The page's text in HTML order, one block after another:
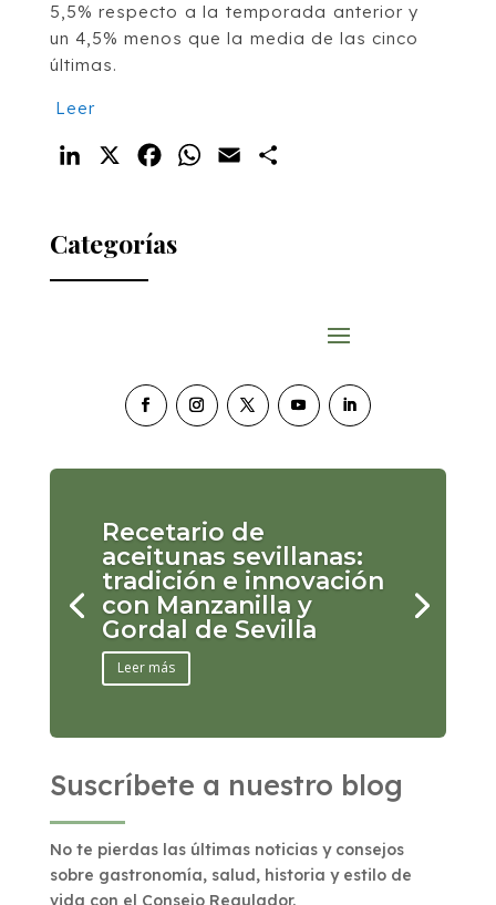
5,5% respecto a la temporada anterior y
un 4,5% menos que la media de las cinco
últimas.
Leer
LinkedIn FacebookWhatsApp
Email
Categorías
Recetario de
aceitunas sevillanas:
tradición e innovación
con Manzanilla y
Gordal de Sevilla
Leer más
Suscríbete a nuestro blog
No te pierdas las últimas noticias y consejos
sobre gastronomía, salud, historia y estilo de
vida con el Consejo Regulador.